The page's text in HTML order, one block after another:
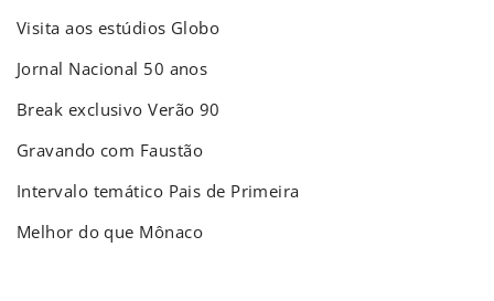
Visita aos estúdios Globo
Jornal Nacional 50 anos
Break exclusivo Verão 90
Gravando com Faustão
Intervalo temático Pais de Primeira
Melhor do que Mônaco